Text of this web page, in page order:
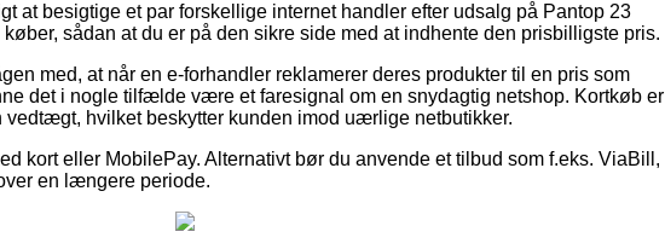
at besigtige et par forskellige internet handler efter udsalg på Pantop 23
sådan at du er på den sikre side med at indhente den prisbilligste pris.
med, at når en e-forhandler reklamerer deres produkter til en pris som
det i nogle tilfælde være et faresignal om en snydagtig netshop. Kortkøb er
vedtægt, hvilket beskytter kunden imod uærlige netbutikker.
kort eller MobilePay. Alternativt bør du anvende et tilbud som f.eks. ViaBill,
en længere periode.